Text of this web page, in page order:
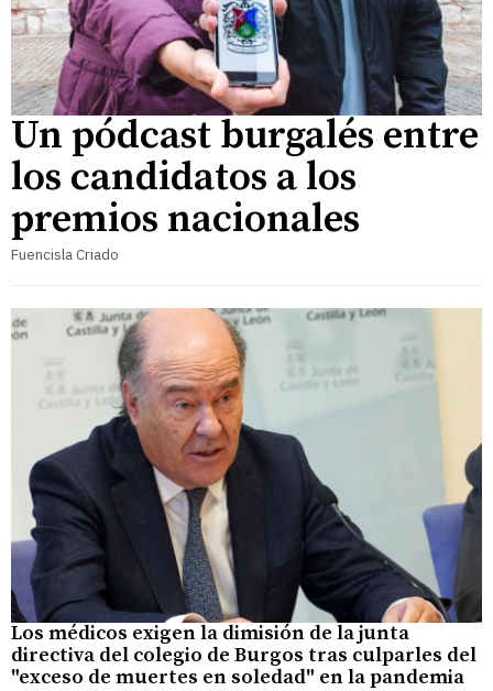
Un pódcast burgalés entre
los candidatos a los
premios nacionales
Fuencisla Criado
Los médicos exigen la dimisión de la junta
directiva del colegio de Burgos tras culparles del
"exceso de muertes en soledad" en la pandemia